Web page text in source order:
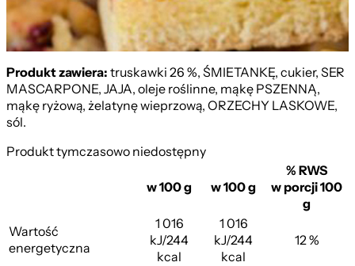
Produkt zawiera:truskawki 26 %, ŚMIETANKĘ, cukier, SER
MASCARPONE, JAJA, oleje roślinne, mąkę PSZENNĄ,
mąkę ryżową, żelatynę wieprzową, ORZECHY LASKOWE,
sól.
Produkt tymczasowo niedostępny
w 100 g w 100 g
% RWS
w porcji 100
g
Wartość
energetyczna
1 016
kJ/244
kcal
1 016
kJ/244
kcal
12 %